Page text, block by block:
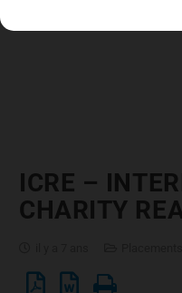
ICRE –
CHARITY